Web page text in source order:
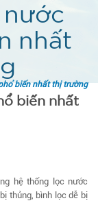
nhất
biến nhất thị trường
biến nhất
hệ thống lọc nước
thủng, bình lọc dễ bị